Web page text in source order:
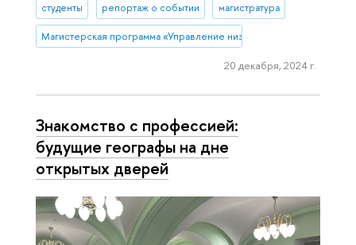
студенты репортаж о событии магистратура
Магистерская программа «Управление низкоуглеродным
20 декабря, 2024 г.
Знакомство с профессией:
будущие географы на дне
открытых дверей